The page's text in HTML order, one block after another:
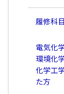
履修科目
電気化
環境化
化学工
た方